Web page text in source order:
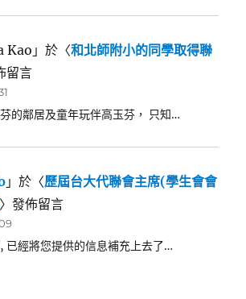
Kao 」於〈和北師附小的同學取得聯
留言
的鄰居及童年玩伴高玉芬， 只知…
」於〈歷屆台大代聯會主席(學生會會
〉發佈留言
已經將您提供的信息補充上去了…